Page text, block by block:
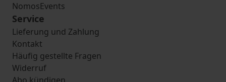
NomosEvents
Service
Lieferung und Zahlung
Kontakt
Häufig gestellte Fragen
Widerruf